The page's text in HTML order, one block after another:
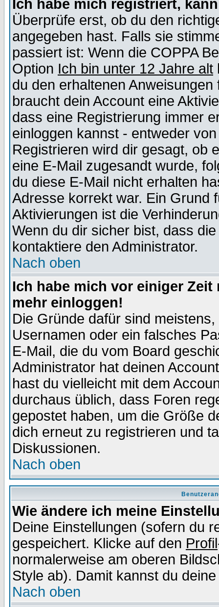
Ich habe mich registriert,
Überprüfe erst, ob du den
angegeben hast. Falls sie
passiert ist: Wenn die COPPA
Option Ich bin unter 12 Jahre alt
du den erhaltenen
braucht dein Account eine
dass eine Registrierung immer
einloggen kannst - entweder
Registrieren wird dir gesagt, ob
eine E-Mail zugesandt wurde,
du diese E-Mail nicht erhalten
Adresse korrekt war. Ein Grund
Aktivierungen ist die
Wenn du dir sicher bist, dass
kontaktiere den Administrator.
Nach oben
Ich habe mich vor einiger
mehr einloggen!
Die Gründe dafür sind
Usernamen oder ein falsches
E-Mail, die du vom Board
Administrator hat deinen
hast du vielleicht mit dem
durchaus üblich, dass Foren
gepostet haben, um die Größe
dich erneut zu registrieren und
Diskussionen.
Nach oben
Wie ändere ich meine
Deine Einstellungen (sofern du
gespeichert. Klicke auf den Profil
normalerweise am oberen
Style ab). Damit kannst du
Nach oben